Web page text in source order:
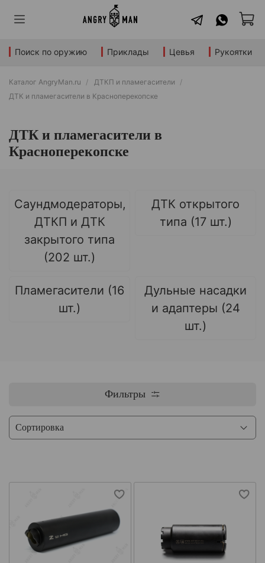
Поиск по оружию Приклады Цевья Рукоятки
Каталог AngryMan.ru
ДТКП и пламегасители
ДТК и пламегасители в Красноперекопске
ДТК и пламегасители в
Красноперекопске
Саундмодераторы,
ДТКП и ДТК
закрытого типа
(202 шт.)
ДТК открытого
типа (17 шт.)
Пламегасители (16
шт.)
Дульные насадки
и адаптеры (24
шт.)
Фильтры